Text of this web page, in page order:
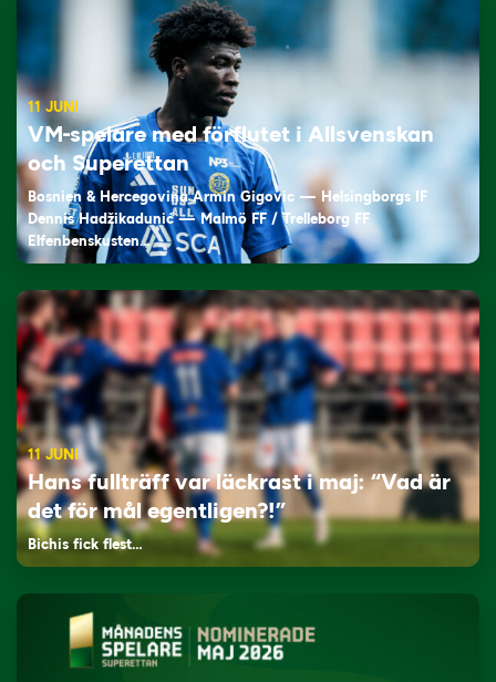
11 JUNI
VM-spelare med förflutet i Allsvenskan
och Superettan
Bosnien & Hercegovina Armin Gigovic — Helsingborgs IF
Dennis Hadžikadunić — Malmö FF / Trelleborg FF
Elfenbenskusten…
11 JUNI
Hans fullträff var läckrast i maj: “Vad är
det för mål egentligen?!”
Bichis fick flest…